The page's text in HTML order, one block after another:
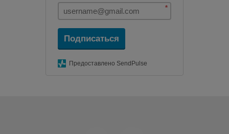
*
Подписаться
Предоставлено SendPulse